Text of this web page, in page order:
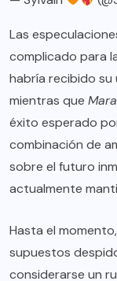
Las
complicado para
habría recibido
mientras que
éxito esperado
combinación de
sobre el futuro
actualmente
Hasta el
supuestos
considerarse un